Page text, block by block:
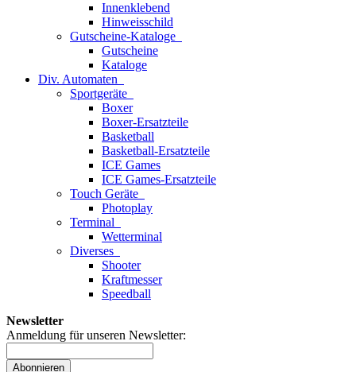
Innenklebend
Hinweisschild
Gutscheine-Kataloge
Gutscheine
Kataloge
Div. Automaten
Sportgeräte
Boxer
Boxer-Ersatzteile
Basketball
Basketball-Ersatzteile
ICE Games
ICE Games-Ersatzteile
Touch Geräte
Photoplay
Terminal
Wetterminal
Diverses
Shooter
Kraftmesser
Speedball
Newsletter
Anmeldung für unseren Newsletter:
Abonnieren